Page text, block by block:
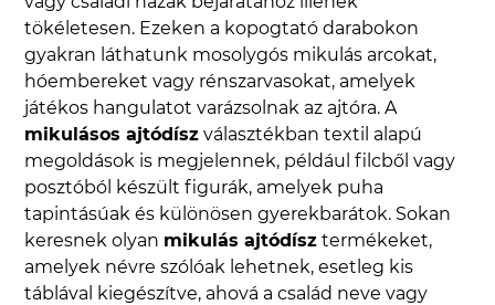
tökéletesen. Ezeken a kopogtató darabokon
gyakran láthatunk mosolygós mikulás arcokat,
hóembereket vagy rénszarvasokat, amelyek
játékos hangulatot varázsolnak az ajtóra. A
mikulásos ajtódísz választékban textil alapú
megoldások is megjelennek, például filcből vagy
posztóból készült figurák, amelyek puha
tapintásúak és különösen gyerekbarátok. Sokan
keresnek olyan mikulás ajtódísz termékeket,
amelyek névre szólóak lehetnek, esetleg kis
táblával kiegészítve, ahová a család neve vagy